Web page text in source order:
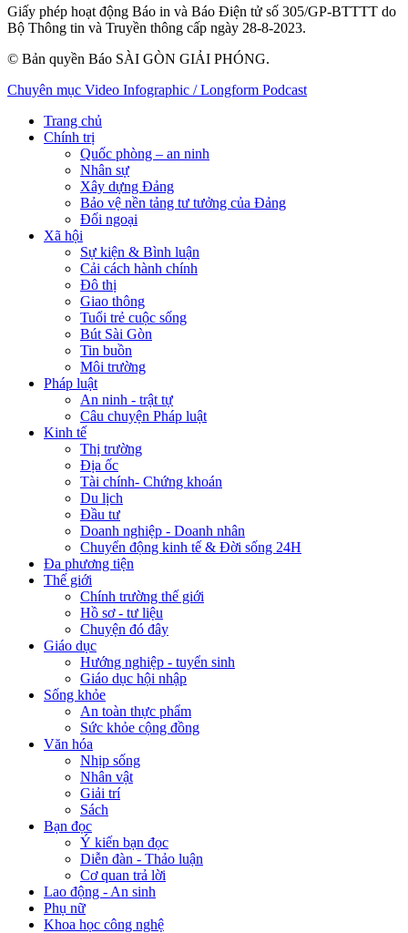
Giấy phép hoạt động Báo in và Báo Điện tử số 305/GP-BTTTT do
Bộ Thông tin và Truyền thông cấp ngày 28-8-2023.
© Bản quyền Báo SÀI GÒN GIẢI PHÓNG.
Chuyên mục Video Infographic / Longform Podcast
Trang chủ
Chính trị
Quốc phòng – an ninh
Nhân sự
Xây dựng Đảng
Bảo vệ nền tảng tư tưởng của Đảng
Đối ngoại
Xã hội
Sự kiện & Bình luận
Cải cách hành chính
Đô thị
Giao thông
Tuổi trẻ cuộc sống
Bút Sài Gòn
Tin buồn
Môi trường
Pháp luật
An ninh - trật tự
Câu chuyện Pháp luật
Kinh tế
Thị trường
Địa ốc
Tài chính- Chứng khoán
Du lịch
Đầu tư
Doanh nghiệp - Doanh nhân
Chuyển động kinh tế & Đời sống 24H
Đa phương tiện
Thế giới
Chính trường thế giới
Hồ sơ - tư liệu
Chuyện đó đây
Giáo dục
Hướng nghiệp - tuyển sinh
Giáo dục hội nhập
Sống khỏe
An toàn thực phẩm
Sức khỏe cộng đồng
Văn hóa
Nhịp sống
Nhân vật
Giải trí
Sách
Bạn đọc
Ý kiến bạn đọc
Diễn đàn - Thảo luận
Cơ quan trả lời
Lao động - An sinh
Phụ nữ
Khoa học công nghệ